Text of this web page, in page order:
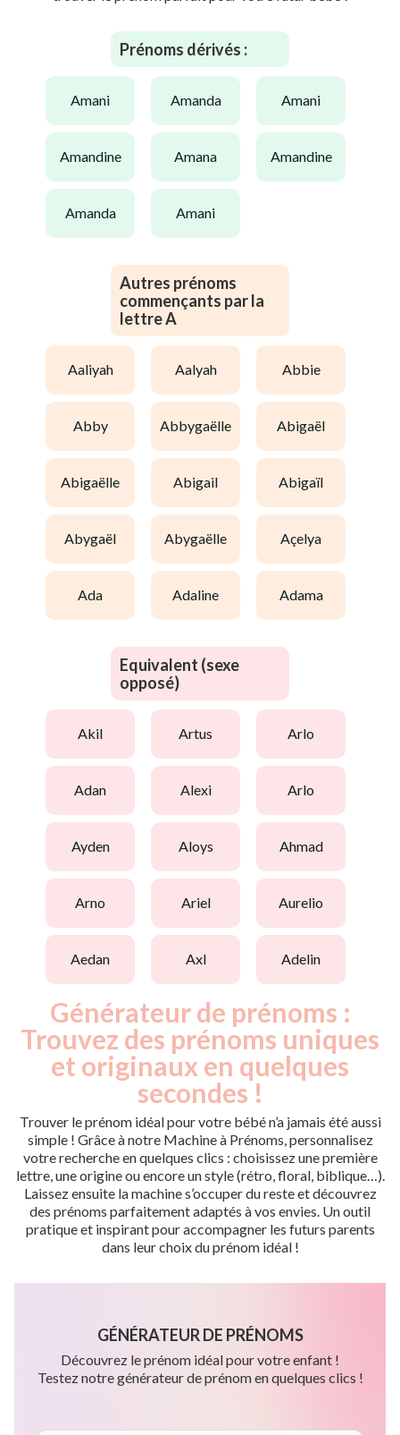
Prénoms dérivés :
amani amanda amani
amandine amana amandine
amanda amani
Autres prénoms
commençants par la
lettre A
aaliyah aalyah abbie
abby abbygaëlle abigaël
abigaëlle abigail abigaïl
abygaël abygaëlle açelya
ada adaline adama
Equivalent (sexe
opposé)
akil artus arlo
adan alexi arlo
ayden aloys ahmad
arno ariel aurelio
aedan axl adelin
Générateur de prénoms :
Trouvez des prénoms uniques
et originaux en quelques
secondes !
Trouver le prénom idéal pour votre bébé n’a jamais été aussi
simple ! Grâce à notre Machine à Prénoms, personnalisez
votre recherche en quelques clics : choisissez une première
lettre, une origine ou encore un style (rétro, floral, biblique…).
Laissez ensuite la machine s’occuper du reste et découvrez
des prénoms parfaitement adaptés à vos envies. Un outil
pratique et inspirant pour accompagner les futurs parents
dans leur choix du prénom idéal !
GÉNÉRATEUR DE PRÉNOMS
Découvrez le prénom idéal pour votre enfant !
Testez notre générateur de prénom en quelques clics !